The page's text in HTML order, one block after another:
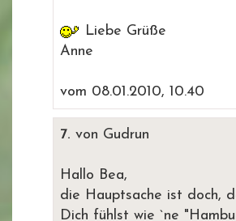
Liebe Grüße
Anne
vom 08.01.2010, 10.40
7. von Gudrun
Hallo Bea,
die Hauptsache ist doch,
Dich fühlst wie `ne